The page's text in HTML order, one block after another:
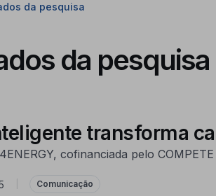
da pesquisa
da pesquisa
transforma
cofinanciada pelo
Comunicação